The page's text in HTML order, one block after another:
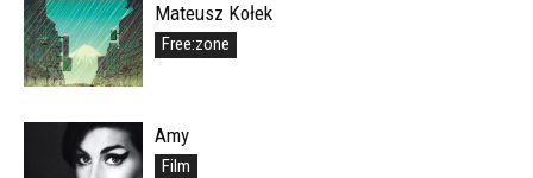
Mateusz Kołek
Free:zone
Amy
Film